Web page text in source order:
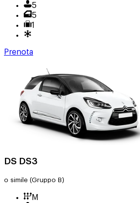
5
5
1
Prenota
DS DS3
o simile (Gruppo B)
M